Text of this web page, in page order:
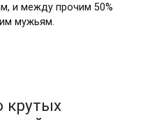
и между прочим 50%
мужьям.
крутых